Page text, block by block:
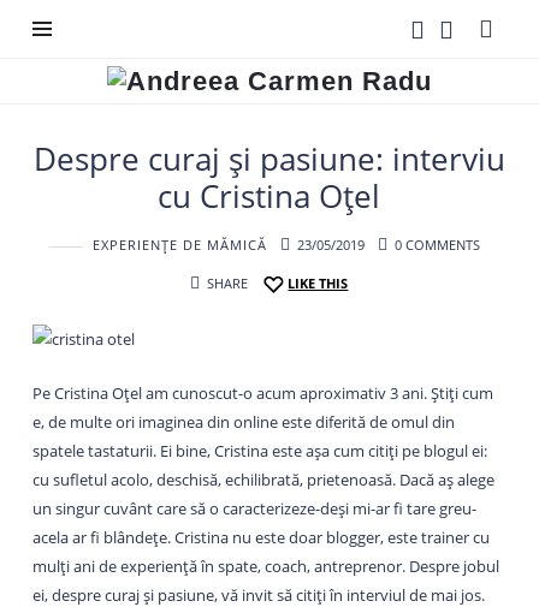
Andreea
Despre curaj și pasiune: interviu
cu Cristina Oțel
EXPERIENȚE DE MĂMICĂ 23/05/2019 0 COMMENTS
SHARE LIKE THIS
Pe Cristina Oțel am cunoscut-o acum aproximativ 3 ani. Știți cum
e, de multe ori imaginea din online este diferită de omul din
spatele tastaturii. Ei bine, Cristina este așa cum citiți pe blogul ei:
cu sufletul acolo, deschisă, echilibrată, prietenoasă. Dacă aș alege
un singur cuvânt care să o caracterizeze-deși mi-ar fi tare greu-
acela ar fi blândețe. Cristina nu este doar blogger, este trainer cu
mulți ani de experiență în spate, coach, antreprenor. Despre jobul
ei, despre curaj și pasiune, vă invit să citiți în interviul de mai jos.